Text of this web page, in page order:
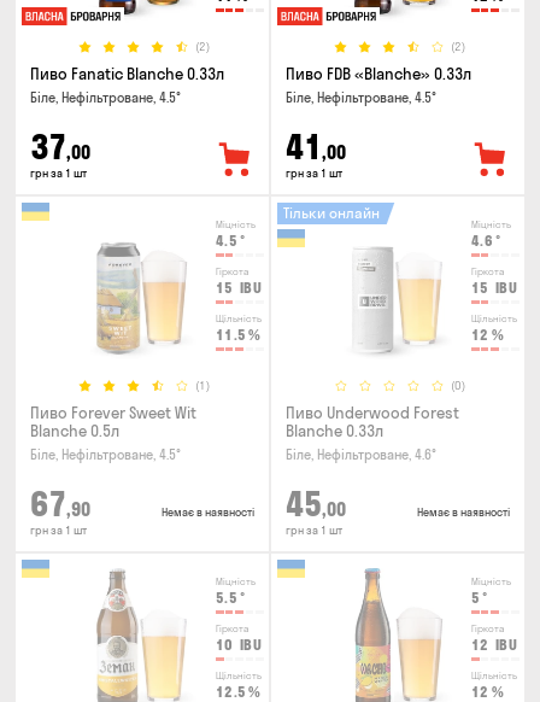
(2)
Пиво Fanatic Blanche 0.33л
Біле, Нефільтроване, 4.5°
37,00
грн за 1 шт
(2)
Пиво FDB «Blanche» 0.33л
Біле, Нефільтроване, 4.5°
41 ,00
грн за 1 шт
Міцність
4.5 °
Гіркота
15 IBU
Щільність
11.5 %
(1)
Пиво Forever Sweet Wit
Blanche 0.5л
Біле, Нефільтроване, 4.5°
67,90
грн за 1 шт
Немає в наявності
Міцність
4.6 °
Гіркота
15 IBU
Щільність
12 %
(0)
Тільки онлайн
Пиво Underwood Forest
Blanche 0.33л
Біле, Нефільтроване, 4.6°
45,00
грн за 1 шт
Немає в наявності
Міцність
5.5 °
Гіркота
10 IBU
Щільність
12.5 %
Міцність
5 °
Гіркота
12 IBU
Щільність
12 %